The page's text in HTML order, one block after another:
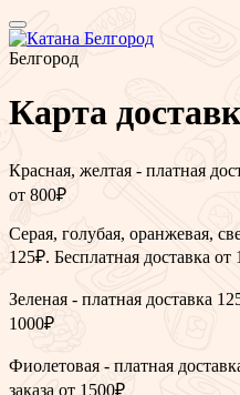
Белгород
Карта
Красная, желтая - платная
от 800₽
Серая, голубая, оранжевая,
125₽. Бесплатная доставка от
Зеленая - платная доставка
1000₽
Фиолетовая - платная
заказа от 1500₽